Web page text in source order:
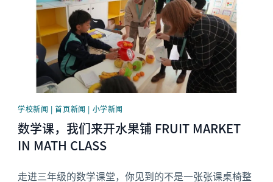
学校新闻 | 首页新闻 | 小学新闻
数学课，我们来开水果铺 FRUIT MARKET
IN MATH CLASS
走进三年级的数学课堂，你见到的不是一张张课桌椅整